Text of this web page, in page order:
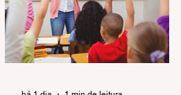
alinhar responsabilidades e
organizar as próximas etapas de
preparação do evento. Também
foram debatidos aspectos